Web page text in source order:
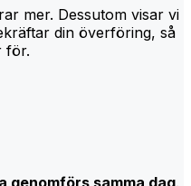
mer. Dessutom visar vi
din överföring, så
för.